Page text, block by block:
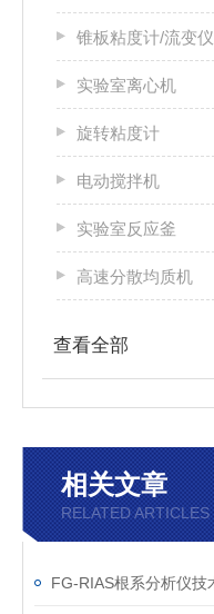
锥板粘度计/流变仪
实验室离心机
旋转粘度计
电动搅拌机
实验室反应釜
高速分散均质机
查看全部
相关文章
RELATED ARTICLES